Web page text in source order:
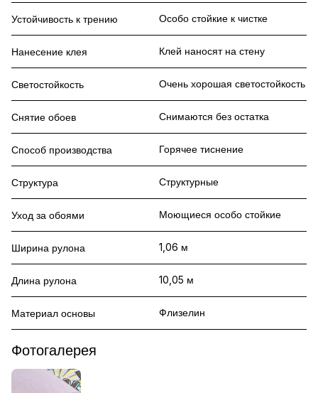
Устойчивость к трению Особо стойкие к чистке
Нанесение клея Клей наносят на стену
Светостойкость Очень хорошая светостойкость
Снятие обоев Снимаются без остатка
Способ производства Горячее тиснение
Структура Структурные
Уход за обоями Моющиеся особо стойкие
Ширина рулона 1,06 м
Длина рулона 10,05 м
Материал основы Флизелин
Фотогалерея